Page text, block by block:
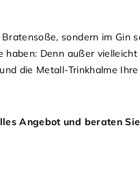
sondern im Gin
Denn außer
die Metall-Trinkhalme
Angebot und beraten